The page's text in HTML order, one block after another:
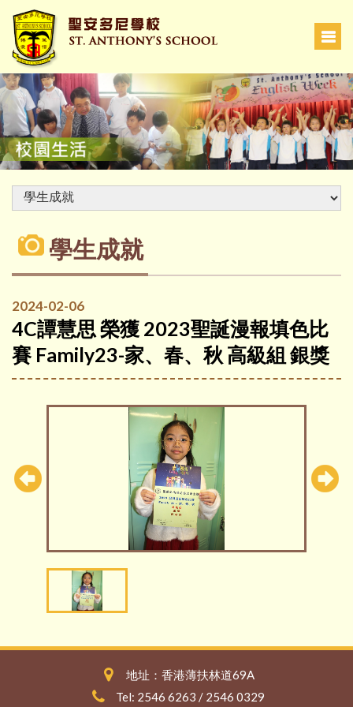
學生成就
2024-02-06
4C譚慧思 榮獲 2023聖誕漫報填色比
賽 Family23-家、春、秋 高級組 銀獎
地址：香港薄扶林道69A
Tel: 2546 6263 / 2546 0329